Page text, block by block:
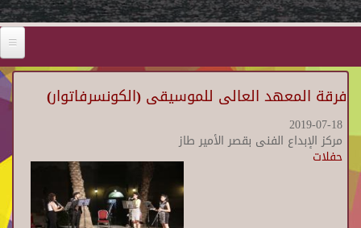
فرقة المعهد العالى للموسيقى (الكونسرفاتوار)
2019-07-18
مركز الإبداع الفنى بقصر الأمير طاز
حفلات